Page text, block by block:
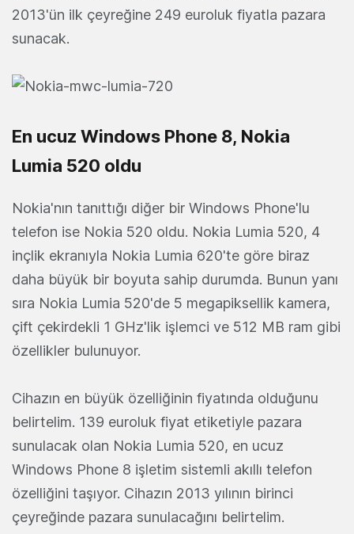
2013'ün ilk çeyreğine 249 euroluk fiyatla pazara
sunacak.
En ucuz Windows Phone 8, Nokia
Lumia 520 oldu
Nokia'nın tanıttığı diğer bir Windows Phone'lu
telefon ise Nokia 520 oldu. Nokia Lumia 520, 4
inçlik ekranıyla Nokia Lumia 620'te göre biraz
daha büyük bir boyuta sahip durumda. Bunun yanı
sıra Nokia Lumia 520'de 5 megapiksellik kamera,
çift çekirdekli 1 GHz'lik işlemci ve 512 MB ram gibi
özellikler bulunuyor.
Cihazın en büyük özelliğinin fiyatında olduğunu
belirtelim. 139 euroluk fiyat etiketiyle pazara
sunulacak olan Nokia Lumia 520, en ucuz
Windows Phone 8 işletim sistemli akıllı telefon
özelliğini taşıyor. Cihazın 2013 yılının birinci
çeyreğinde pazara sunulacağını belirtelim.